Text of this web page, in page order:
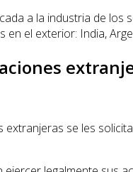
a la industria de
el exterior: India,
extranjeras se les